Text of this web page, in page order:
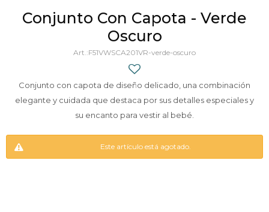
Conjunto Con Capota - Verde
Oscuro
F51VWSCA201VR-verde-oscuro
Conjunto con capota de diseño delicado, una combinación
elegante y cuidada que destaca por sus detalles especiales y
su encanto para vestir al bebé.
Este artículo está agotado.